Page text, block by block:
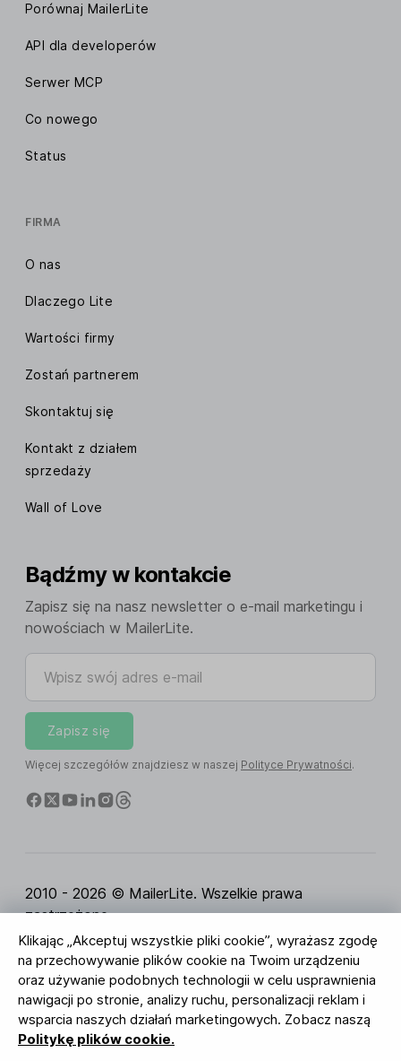
Klikając „Akceptuj wszystkie pliki cookie”, wyrażasz zgodę
na przechowywanie plików cookie na Twoim urządzeniu
oraz używanie podobnych technologii w celu usprawnienia
nawigacji po stronie, analizy ruchu, personalizacji reklam i
wsparcia naszych działań marketingowych. Zobacz naszą
Politykę plików cookie.
Porównaj MailerLite
API dla developerów
Serwer MCP
Co nowego
Status
FIRMA
O nas
Dlaczego Lite
Wartości firmy
Zostań partnerem
Skontaktuj się
Kontakt z działem
sprzedaży
Wall of Love
Bądźmy w kontakcie
Zapisz się na nasz newsletter o e-mail marketingu i
nowościach w MailerLite.
Wpisz swój adres e-mail
Zapisz się
Więcej szczegółów znajdziesz w naszej Polityce Prywatności.
2010 - 2026 © MailerLite. Wszelkie prawa
zastrzeżone.
Regulamin Serwisu Polityka Prywatności
Strona
zaufania
Ustawienia ciasteczek
Identyfikacja
wizualna
BUREAU VERITAS
ISO 27001 Certification